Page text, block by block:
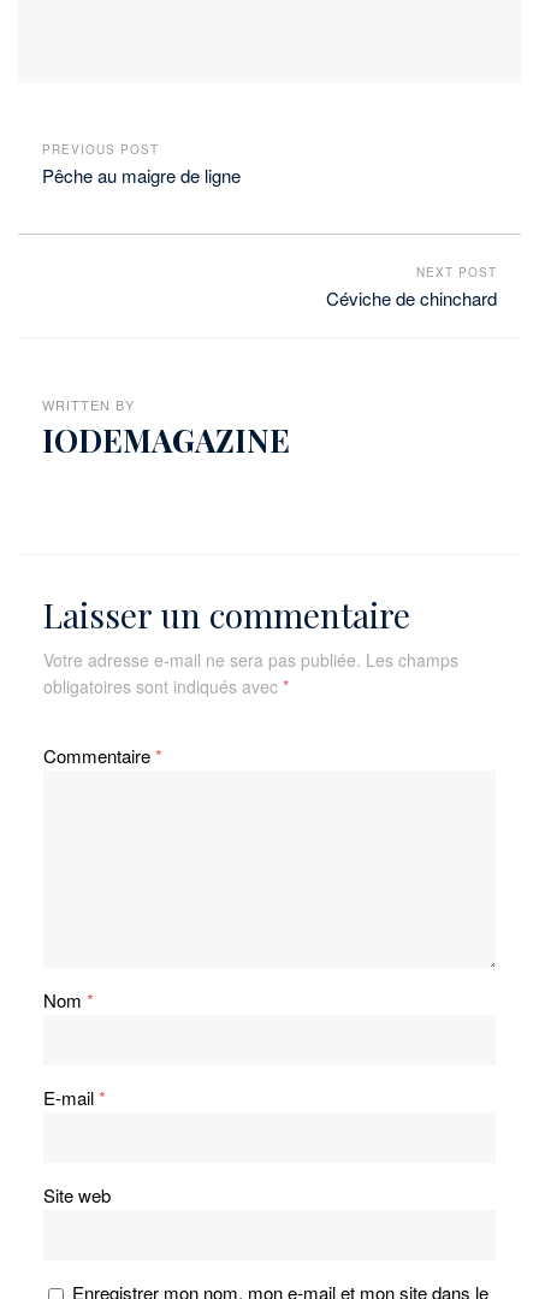
PREVIOUS POST
Pêche au maigre de ligne
NEXT POST
Céviche de chinchard
WRITTEN BY
IODEMAGAZINE
Laisser un commentaire
Votre adresse e-mail ne sera pas publiée. Les champs
obligatoires sont indiqués avec *
Commentaire*
Nom *
E-mail*
Site web
Enregistrer mon nom, mon e-mail et mon site dans le